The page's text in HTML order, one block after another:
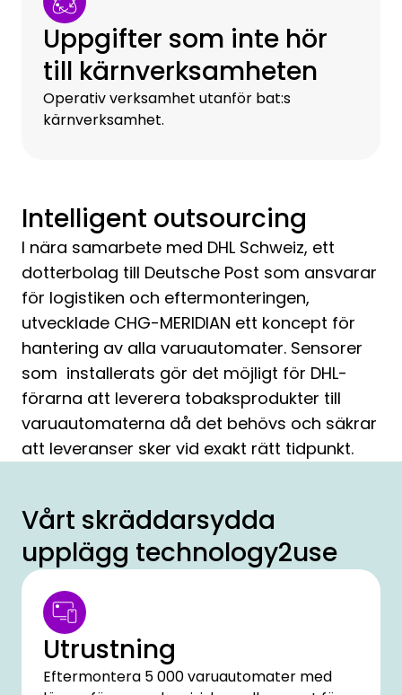
Uppgifter som inte hör
till kärnverksamheten
Operativ verksamhet utanför bat:s
kärnverksamhet.
Intelligent outsourcing
I nära samarbete med DHL Schweiz, ett
dotterbolag till Deutsche Post som ansvarar
för logistiken och eftermonteringen,
utvecklade CHG-MERIDIAN ett koncept för
hantering av alla varuautomater. Sensorer
som installerats gör det möjligt för DHL-
förarna att leverera tobaksprodukter till
varuautomaterna då det behövs och säkrar
att leveranser sker vid exakt rätt tidpunkt.
Vårt skräddarsydda
upplägg technology2use
Utrustning
Eftermontera 5 000 varuautomater med